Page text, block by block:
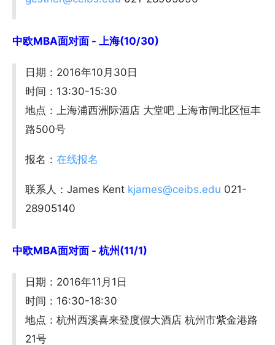
中欧MBA面对面 - 上海(10/30)
日期：2016年10月30日
时间：13:30-15:30
地点：上海浦西洲际酒店 大堂吧 上海市闸北区恒丰
路500号
报名：在线报名
联系人：James Kent kjames@ceibs.edu 021-
28905140
中欧MBA面对面 - 杭州(11/1)
日期：2016年11月1日
时间：16:30-18:30
地点：杭州西溪喜来登度假大酒店 杭州市紫金港路
21号